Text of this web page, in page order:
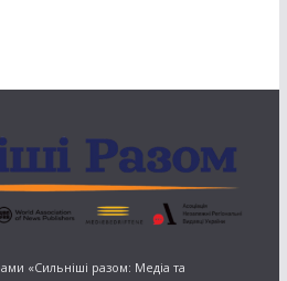
«Сильніші разом: Медіа та